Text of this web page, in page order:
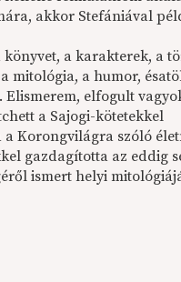
akkor Stefániával
könyvet, a karakterek, a
mitológia, a humor,
Elismerem, elfogult
a Sajogi-kötetekkel
Korongvilágra szóló
gazdagította az eddig
ismert helyi